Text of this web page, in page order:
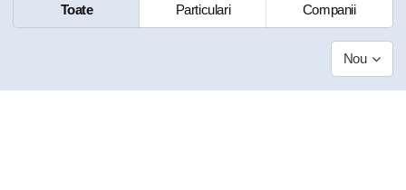
Toate Particulari Companii
Nou